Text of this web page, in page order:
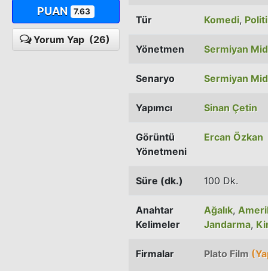
PUAN 7.63
Yorum Yap (26)
Tür Komedi,
Yönetmen Sermiyan
Senaryo Sermiyan
Yapımcı Sinan Çetin
Görüntü
Yönetmeni
Ercan Özkan
Süre (dk.) 100 Dk.
Anahtar
Kelimeler
Ağalık,
Jandarma,
Firmalar Plato Film